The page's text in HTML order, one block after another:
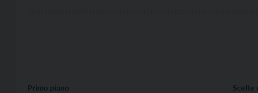
Primo piano
Scelte